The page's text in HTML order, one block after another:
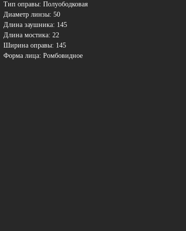
Тип оправы: Полуободковая
Диаметр линзы: 50
Длина заушника: 145
Длина мостика: 22
Ширина оправы: 145
Форма лица: Ромбовидное